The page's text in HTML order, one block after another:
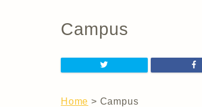
Campus
Home > Campus